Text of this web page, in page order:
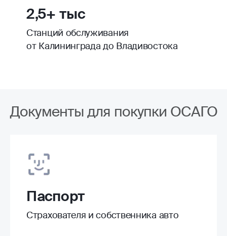
2,5+ тыс
Станций обслуживания
от Калининграда до Владивостока
Документы для покупки ОСАГО
Паспорт
Страхователя и собственника авто